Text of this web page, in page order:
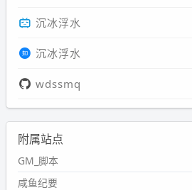
沉冰浮水
沉冰浮水
wdssmq
附属站点
GM_脚本
咸鱼纪要